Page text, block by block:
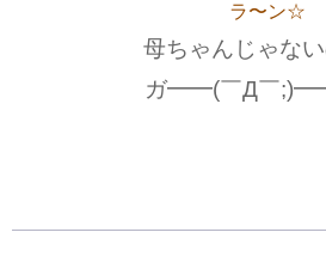
ラ〜ン☆
母ちゃんじゃな
ガ━━(￣Д￣